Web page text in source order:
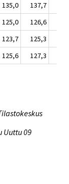
135,0 137,7
125,0 126,6
123,7 125,3
125,6 127,3
Uuttu 09